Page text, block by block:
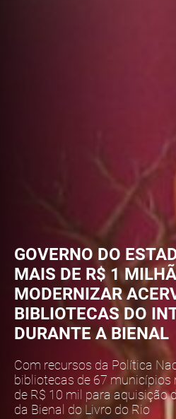
GOVERNO DO
MAIS DE R$ 1
MODERNIZAR
BIBLIOTECAS DO
DURANTE A BIENAL
Com recursos da Política
bibliotecas de 67 municípios
de R$ 10 mil para aquisição
da Bienal do Livro do Rio